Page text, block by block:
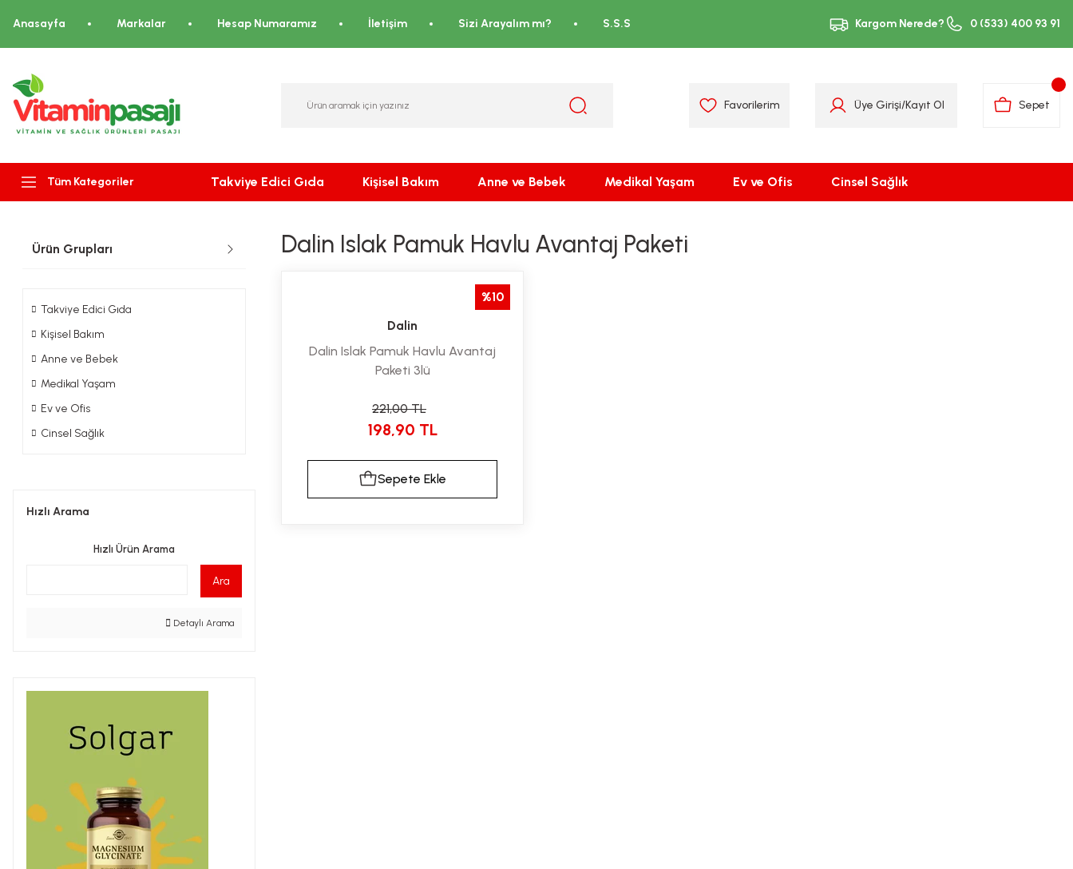
Anasayfa Markalar Hesap Numaramız İletişim Sizi Arayalım mı? S.S.S Kargom Nerede? 0 (533) 400 93 91
Favorilerim Üye Girişi/Kayıt Ol Sepet
Tüm Kategoriler Takviye Edici Gıda Kişisel Bakım Anne ve Bebek Medikal Yaşam Ev ve Ofis Cinsel Sağlık
Ürün Grupları
Takviye Edici Gıda
Kişisel Bakım
Anne ve Bebek
Medikal Yaşam
Ev ve Ofis
Cinsel Sağlık
Hızlı Arama
Hızlı Ürün Arama
Ara
Detaylı Arama
Dalin Islak Pamuk Havlu Avantaj Paketi
%10
Dalin
Dalin Islak Pamuk Havlu Avantaj
Paketi 3lü
221,00 TL
198,90 TL
Sepete Ekle